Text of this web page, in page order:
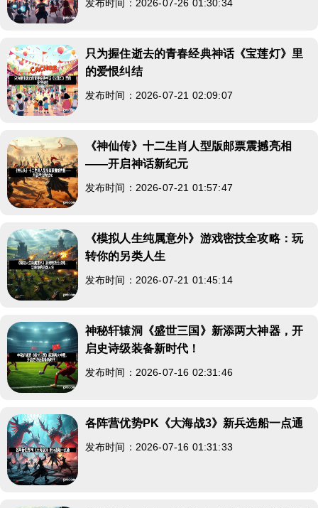
发布时间：2026-07-26 01:30:34
只为握住逝去的青春经典神话《宝莲灯》里
的爱恨纠结
发布时间：2026-07-21 02:09:07
《神仙传》十二生肖人型版邮票震撼亮相
——开启神话新纪元
发布时间：2026-07-21 01:57:47
《模拟人生纯属意外》游戏密技全攻略：玩
转你的另类人生
发布时间：2026-07-21 01:45:14
神秘轩辕洞《盛世三国》新添两大神器，开
启史诗级装备新时代！
发布时间：2026-07-16 02:31:46
各阵营优势PK《大海战3》新兵选船一点通
发布时间：2026-07-16 01:31:33